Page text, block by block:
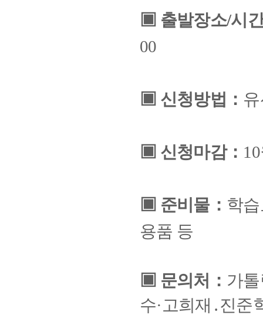
▣ 출발장소/시
00
▣ 신청방법 ：
▣ 신청마감： 10
▣ 준비물 ： 학
용품 등
▣ 문의처 ： 가
수· 고희재 ․진준